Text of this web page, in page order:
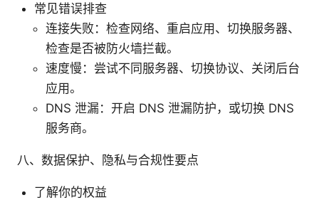
常见错误排查
连接失败：检查网络、重启应用、切换服务器、
检查是否被防火墙拦截。
速度慢：尝试不同服务器、切换协议、关闭后台
应用。
DNS 泄漏：开启 DNS 泄漏防护，或切换 DNS
服务商。
八、数据保护、隐私与合规性要点
了解你的权益